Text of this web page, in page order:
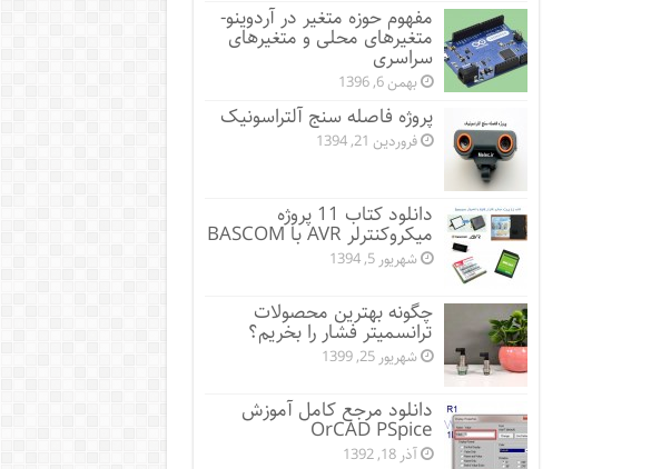
مفهوم حوزه متغیر در آردوینو-
متغیرهای محلی و متغیرهای
سراسری
بهمن 6, 1396
پروژه فاصله سنج آلتراسونیک
فروردین 21, 1394
دانلود کتاب 11 پروژه
میکروکنترلر AVR با BASCOM
شهریور 5, 1394
چگونه بهترین محصولات
ترانسمیتر فشار را بخریم؟
شهریور 25, 1399
دانلود مرجع کامل آموزش
OrCAD PSpice
آذر 18, 1392